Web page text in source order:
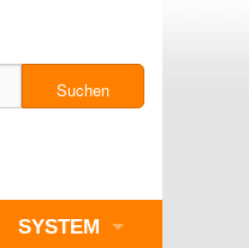
Suchen
SYSTEM